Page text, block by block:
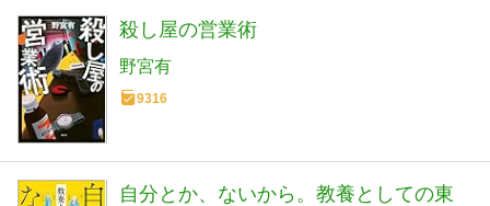
殺し屋の営業術
野宮有
9316
自分とか、ないから。教養としての東